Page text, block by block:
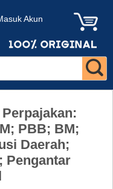
Akun
PBB; BM;
Daerah;
Pengantar